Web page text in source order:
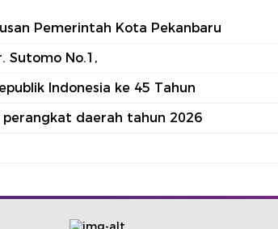
Pemerintah Kota Pekanbaru
Sutomo No.1,
Indonesia ke 45 Tahun
perangkat daerah tahun 2026